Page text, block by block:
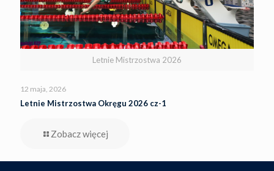
Letnie Mistrzostwa 2026
12 maja, 2026
Letnie Mistrzostwa Okręgu 2026 cz-1
Zobacz więcej